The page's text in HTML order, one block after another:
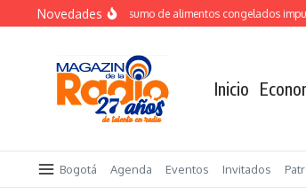
Saltar al contenido
Novedades
Crecimiento del consumo de alimentos congelados impulsa
Inicio
Bogotá Agenda Eventos Invitados